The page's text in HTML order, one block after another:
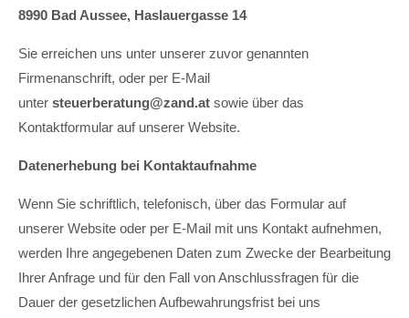
8990 Bad Aussee, Haslauergasse 14
Sie erreichen uns unter unserer zuvor genannten
Firmenanschrift, oder per E-Mail
unter steuerberatung@zand.at sowie über das
Kontaktformular auf unserer Website.
Datenerhebung bei Kontaktaufnahme
Wenn Sie schriftlich, telefonisch, über das Formular auf
unserer Website oder per E-Mail mit uns Kontakt aufnehmen,
werden Ihre angegebenen Daten zum Zwecke der Bearbeitung
Ihrer Anfrage und für den Fall von Anschlussfragen für die
Dauer der gesetzlichen Aufbewahrungsfrist bei uns